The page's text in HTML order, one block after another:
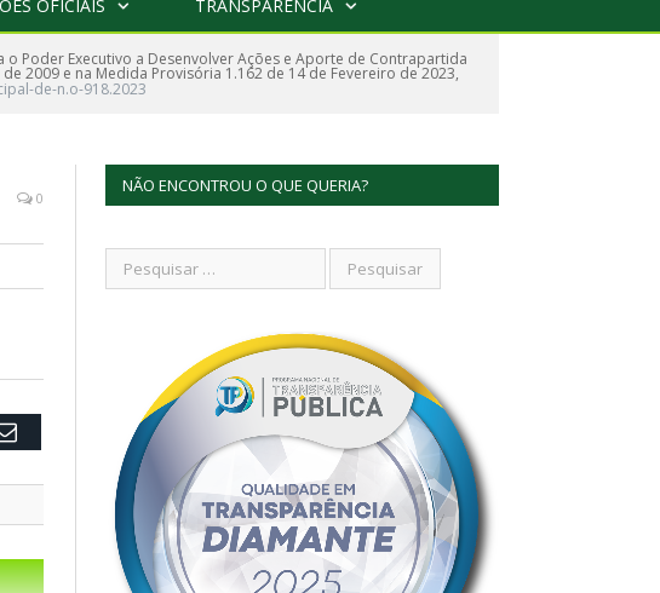
OFICIAIS TRANSPARÊNCIA
o Poder Executivo a Desenvolver Ações e Aporte de Contrapartida
2009 e na Medida Provisória 1.162 de 14 de Fevereiro de 2023,
de-n.o-918.2023
0
Email
NÃO ENCONTROU O QUE QUERIA?